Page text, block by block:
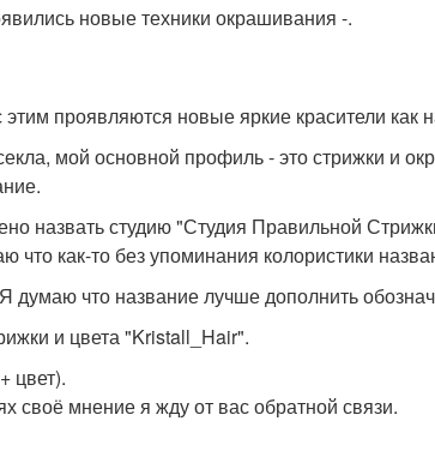
новые техники окрашивания -.
проявляются новые яркие красители как
мой основной профиль - это стрижки и
назвать студию "Студия Правильной
что как-то без упоминания колористики
что название лучше дополнить
и цвета "Kristall_Hair".
цвет).
своё мнение я жду от вас обратной связи.